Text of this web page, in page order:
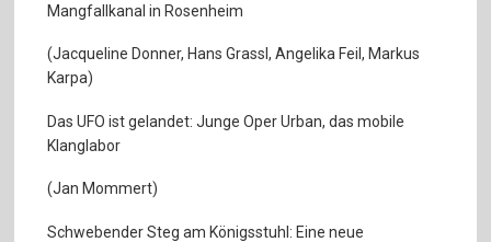
Mangfallkanal in Rosenheim
(Jacqueline Donner, Hans Grassl, Angelika Feil, Markus
Karpa)
Das UFO ist gelandet: Junge Oper Urban, das mobile
Klanglabor
(Jan Mommert)
Schwebender Steg am Königsstuhl: Eine neue